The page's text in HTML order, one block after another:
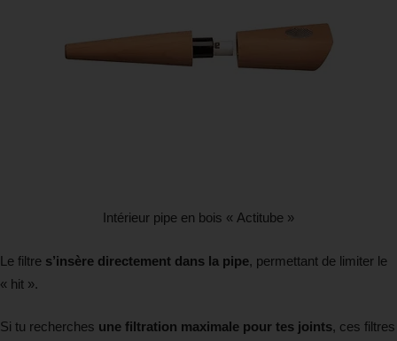
Intérieur pipe en bois « Actitube »
Le filtre s’insère directement dans la pipe, permettant de limiter le
« hit ».
Si tu recherches une filtration maximale pour tes joints, ces filtres